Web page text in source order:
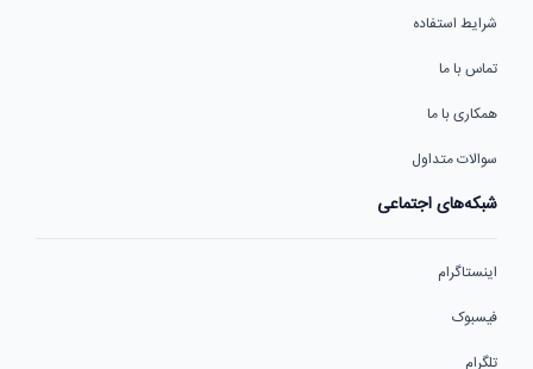
شرایط استفاده
تماس با ما
همکاری با ما
سوالات متداول
شبکه‌های اجتماعی
اینستاگرام
فیسبوک
تلگرام